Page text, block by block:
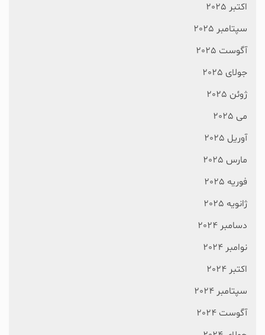
اکتبر 2025
سپتامبر 2025
آگوست 2025
جولای 2025
ژوئن 2025
می 2025
آوریل 2025
مارس 2025
فوریه 2025
ژانویه 2025
دسامبر 2024
نوامبر 2024
اکتبر 2024
سپتامبر 2024
آگوست 2024